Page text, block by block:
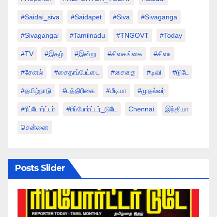
#saidai_siva #saidapet #Siva #Sivaganga
#sivagangai #tamilnadu #TNGOVT #today
#TV #இதழ் #இன்று #சிவகங்கை #சிவா
#சேனல் #சைதாப்பேட்டை #சைதை #டிவி #டுடே
#தமிழ்நாடு #பத்திரிகை #மீடியா #முதல்வர்
#ரிப்போர்ட்டர் #ரிப்போர்ட்டர்_டுடே Chennai இந்தியா
சென்னை
Posts Slider